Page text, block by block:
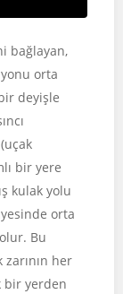
bağlayan,
orta
deyişle
bir yere
kulak yolu
orta
Bu
zarının her
bir yerden